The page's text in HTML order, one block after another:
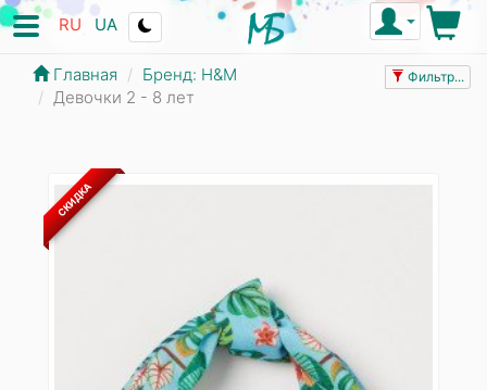
RU UA
Фильтр...
Главная
Бренд: Н&М
Девочки 2 - 8 лет
СКИДКА